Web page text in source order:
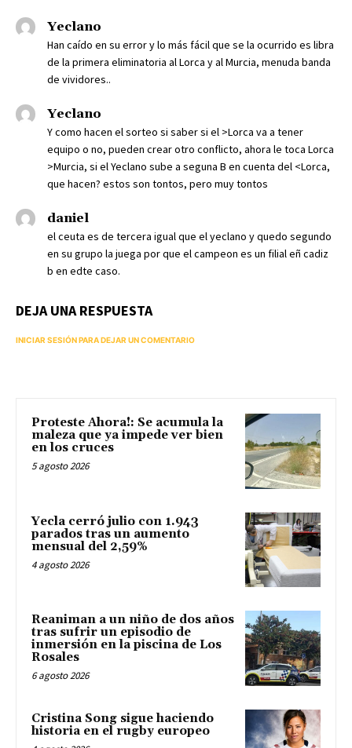
Yeclano
Han caído en su error y lo más fácil que se la ocurrido es libra
de la primera eliminatoria al Lorca y al Murcia, menuda banda
de vividores..
Yeclano
Y como hacen el sorteo si saber si el >Lorca va a tener
equipo o no, pueden crear otro conflicto, ahora le toca Lorca
>Murcia, si el Yeclano sube a seguna B en cuenta del <Lorca,
que hacen? estos son tontos, pero muy tontos
daniel
el ceuta es de tercera igual que el yeclano y quedo segundo
en su grupo la juega por que el campeon es un filial eñ cadiz
b en edte caso.
DEJA UNA RESPUESTA
INICIAR SESIÓN PARA DEJAR UN COMENTARIO
Proteste Ahora!: Se acumula la
maleza que ya impede ver bien
en los cruces
5 agosto 2026
Yecla cerró julio con 1.943
parados tras un aumento
mensual del 2,59%
4 agosto 2026
Reaniman a un niño de dos años
tras sufrir un episodio de
inmersión en la piscina de Los
Rosales
6 agosto 2026
Cristina Song sigue haciendo
historia en el rugby europeo